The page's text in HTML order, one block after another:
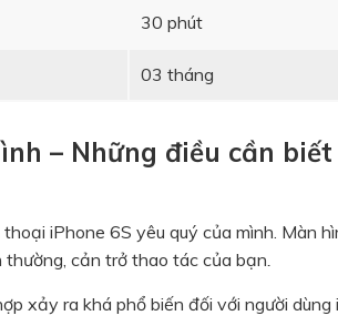
30 phút
03 tháng
– Những điều cần
iPhone 6S yêu quý của mình. Màn
cản trở thao tác của bạn.
xảy ra khá phổ biến đối với người dùng